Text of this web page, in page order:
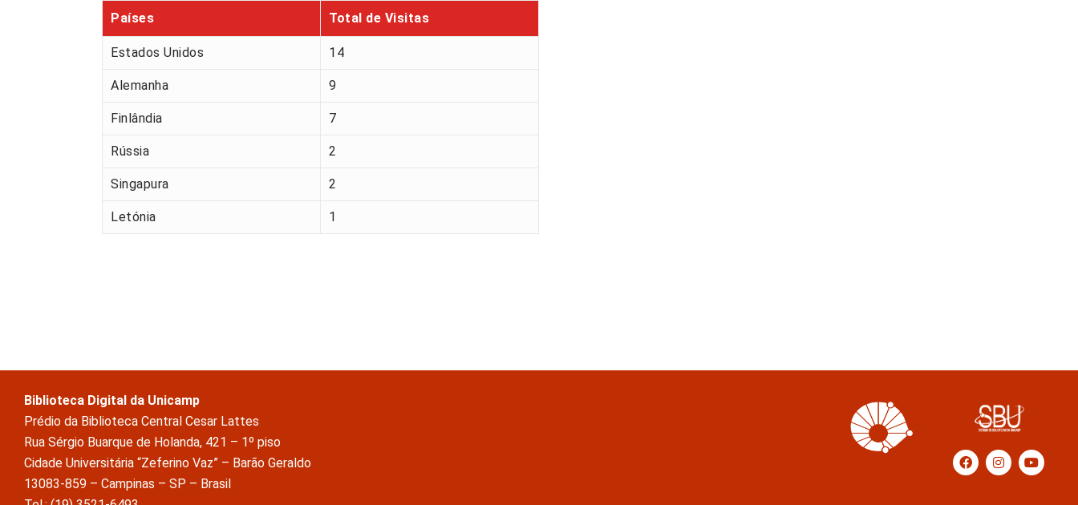
Países
Total de Visitas
Estados Unidos 14
Alemanha 9
Finlândia 7
Rússia 2
Singapura 2
Letónia 1
Biblioteca Digital da Unicamp
Prédio da Biblioteca Central Cesar Lattes
Rua Sérgio Buarque de Holanda, 421 – 1º piso
Cidade Universitária “Zeferino Vaz” – Barão Geraldo
13083-859 – Campinas – SP – Brasil